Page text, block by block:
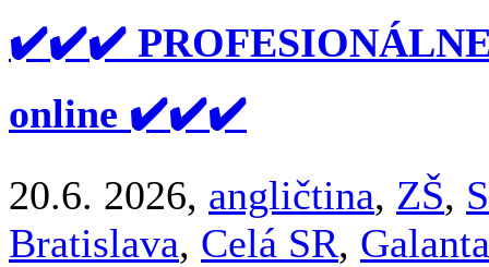
✔️✔️✔️
online ✔️✔️✔️
20.6. 2026, angličtina, ZŠ,
Bratislava, Celá SR, Galanta